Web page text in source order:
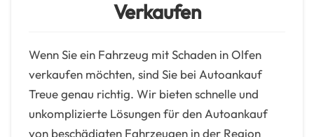
Verkaufen
Wenn Sie ein Fahrzeug mit Schaden in Olfen
verkaufen möchten, sind Sie bei Autoankauf
Treue genau richtig. Wir bieten schnelle und
unkomplizierte Lösungen für den Autoankauf
von beschädigten Fahrzeugen in der Region